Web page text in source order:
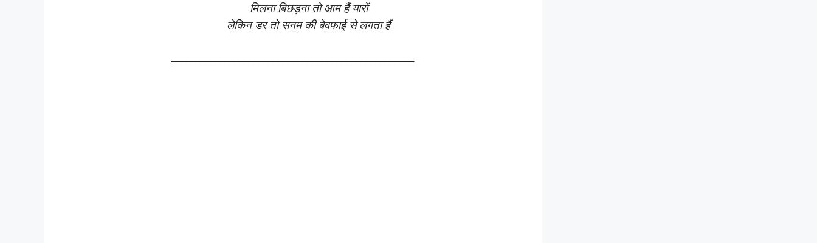
मिलना बिछड़ना तो आम हैं यारों
लेकिन डर तो सनम की बेवफाई से लगता हैं